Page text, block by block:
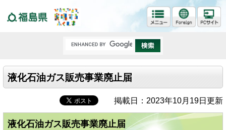
液化石油ガス販売事業廃止届
掲載日：2023年10月19日更新
液化石油ガス販売事業廃止届